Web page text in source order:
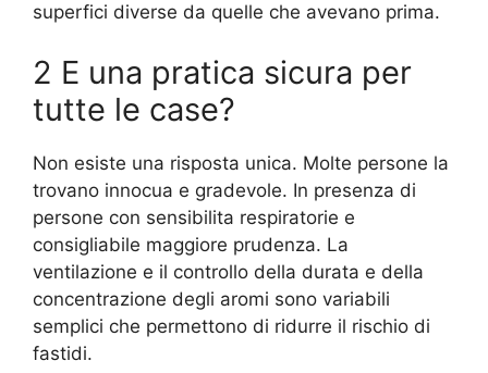
superfici diverse da quelle che avevano prima.
2 E una pratica sicura per
tutte le case?
Non esiste una risposta unica. Molte persone la
trovano innocua e gradevole. In presenza di
persone con sensibilita respiratorie e
consigliabile maggiore prudenza. La
ventilazione e il controllo della durata e della
concentrazione degli aromi sono variabili
semplici che permettono di ridurre il rischio di
fastidi.